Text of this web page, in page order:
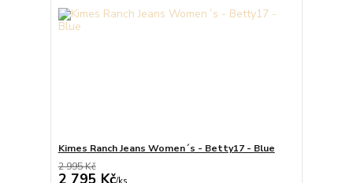
Kimes Ranch Jeans Women´s - Betty17 - Blue
2 995 Kč
2 795 Kč